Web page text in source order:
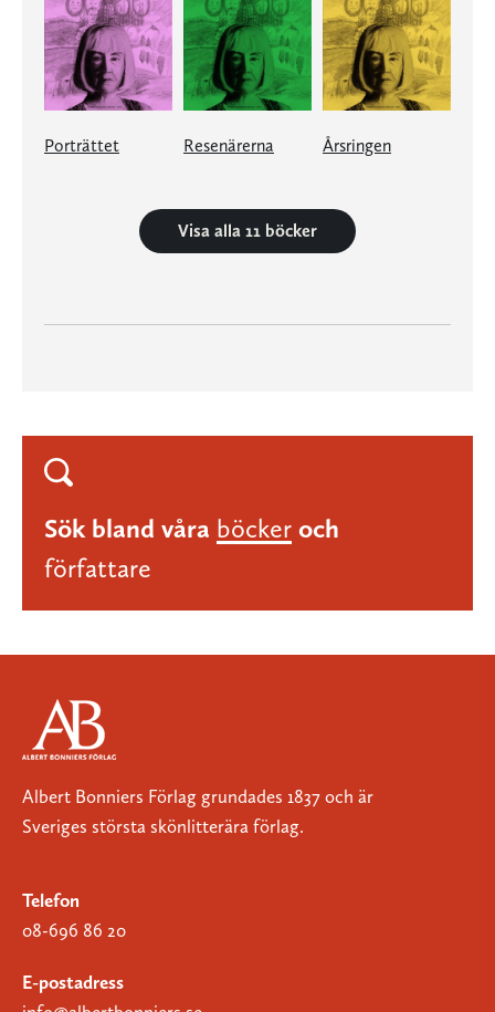
Porträttet Resenärerna Årsringen
Visa alla 11 böcker
Sök bland våra böcker och
författare
Albert Bonniers Förlag grundades 1837 och är
Sveriges största skönlitterära förlag.
Telefon
08-696 86 20
E-postadress